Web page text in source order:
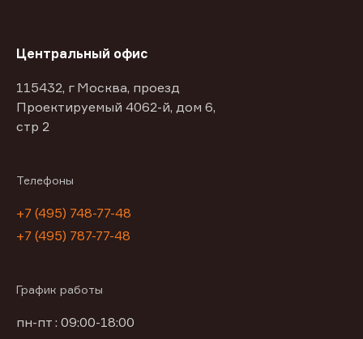
Центральный офис
115432, г Москва, проезд
Проектируемый 4062-й, дом 6,
стр 2
Телефоны
+7 (495) 748-77-48
+7 (495) 787-77-48
График работы
пн-пт : 09:00-18:00